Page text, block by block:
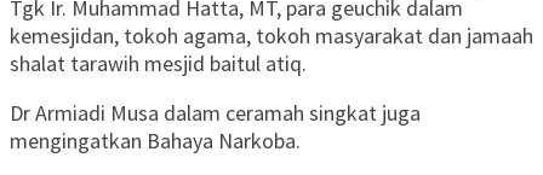
Tgk Ir. Muhammad Hatta, MT, para geuchik dalam
kemesjidan, tokoh agama, tokoh masyarakat dan jamaah
shalat tarawih mesjid baitul atiq.
Dr Armiadi Musa dalam ceramah singkat juga
mengingatkan Bahaya Narkoba.